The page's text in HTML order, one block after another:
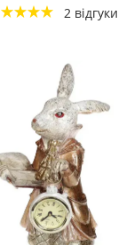
2 відгуки